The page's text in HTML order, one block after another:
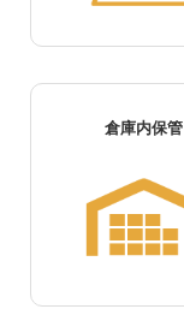
倉庫内保管